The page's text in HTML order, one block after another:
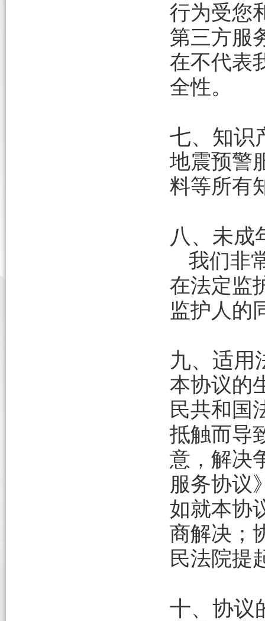
行为受您
第三方服
在不代表
全性。
七、知识
地震预警
料等所有
八、未成
我们非
在法定监
监护人的
九、适用
本协议的
民共和国
抵触而导
意，解决
服务协议
如就本协
商解决；
民法院提
十、协议